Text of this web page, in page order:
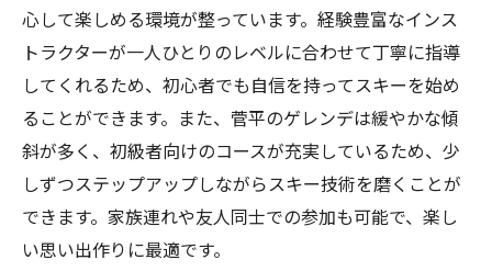
心して楽しめる環境が整っています。経験豊富なインス
トラクターが一人ひとりのレベルに合わせて丁寧に指導
してくれるため、初心者でも自信を持ってスキーを始め
ることができます。また、菅平のゲレンデは緩やかな傾
斜が多く、初級者向けのコースが充実しているため、少
しずつステップアップしながらスキー技術を磨くことが
できます。家族連れや友人同士での参加も可能で、楽し
い思い出作りに最適です。